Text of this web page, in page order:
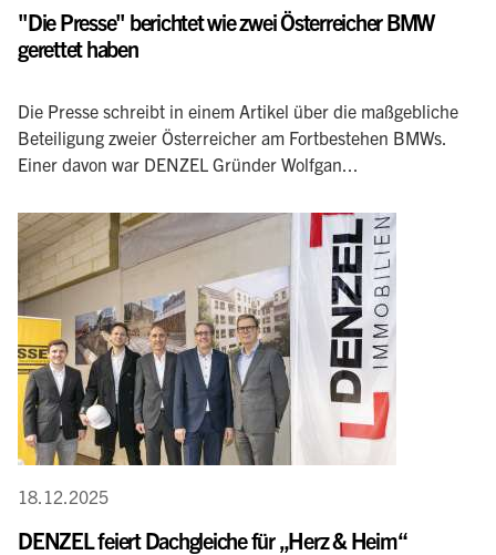
"Die Presse" berichtet wie zwei Österreicher BMW
gerettet haben
Die Presse schreibt in einem Artikel über die maßgebliche
Beteiligung zweier Österreicher am Fortbestehen BMWs.
Einer davon war DENZEL Gründer Wolfgan...
18.12.2025
DENZEL feiert Dachgleiche für „Herz & Heim“